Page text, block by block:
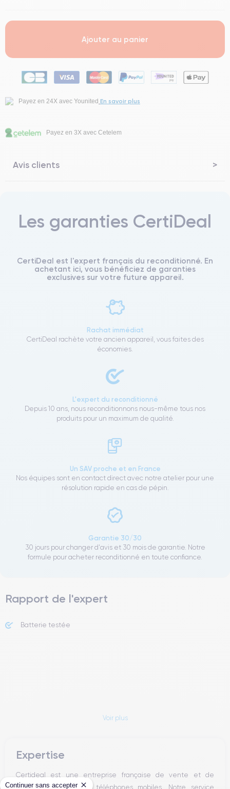
Continuer sans accepter
Ajouter au panier
Payez en 24X avec Younited En savoir plus
Payez en 3X avec Cetelem
Avis clients
Les garanties CertiDeal
CertiDeal est l'expert français du reconditionné. En
achetant ici, vous bénéficiez de garanties
exclusives sur votre future appareil.
Rachat immédiat
CertiDeal rachète votre ancien appareil, vous faites des
économies.
L'expert du reconditionné
Depuis 10 ans, nous reconditionnons nous-même tous nos
produits pour un maximum de qualité.
Un SAV proche et en France
Nos équipes sont en contact direct avec notre atelier pour une
résolution rapide en cas de pépin.
Garantie 30/30
30 jours pour changer d'avis et 30 mois de garantie. Notre
formule pour acheter reconditionné en toute confiance.
Rapport de l'expert
Batterie testée
Voir plus
Expertise
Certideal est une entreprise française de vente et de
reconditionnement de téléphones mobiles. Notre service